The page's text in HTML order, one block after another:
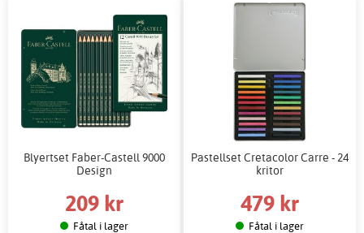
Blyertset Faber-Castell 9000
Design
209 kr
Fåtal i lager
Pastellset Cretacolor Carre - 24
kritor
479 kr
Fåtal i lager